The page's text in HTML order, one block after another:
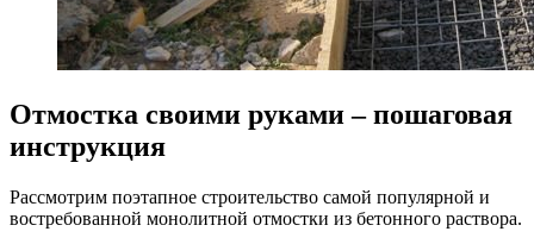
Отмостка своими руками – пошаговая
инструкция
Рассмотрим поэтапное строительство самой популярной и
востребованной монолитной отмостки из бетонного раствора.